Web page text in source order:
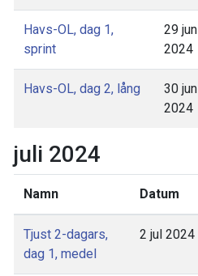
Havs-OL, dag 1,
sprint
29 jun
2024
Havs-OL, dag 2, lång
30 jun
2024
juli 2024
Namn Datum
Tjust 2-dagars,
dag 1, medel
2 jul 2024